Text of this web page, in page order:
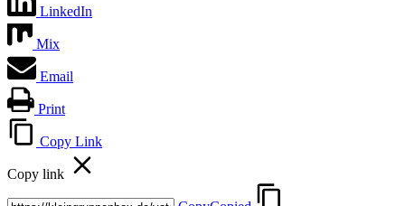
LinkedIn
Mix
Email
Print
Copy Link
Copy link